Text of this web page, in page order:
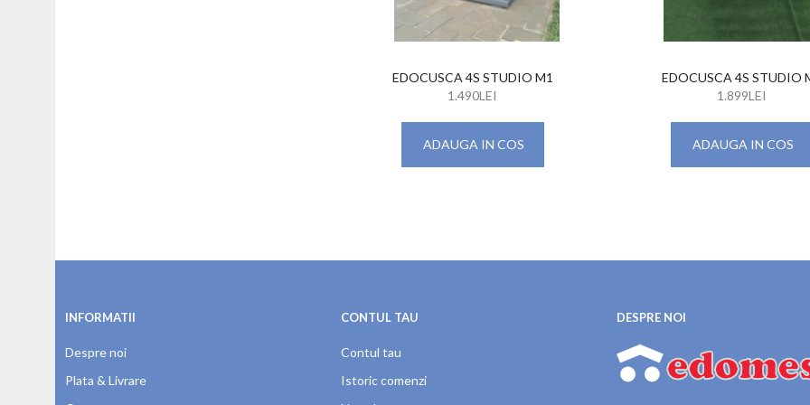
EDOCUSCA 4S STUDIO M1
1.490LEI
ADAUGA IN COS
EDOCUSCA 4S STUDIO
1.899LEI
ADAUGA IN COS
INFORMATII
Despre noi
Plata & Livrare
CONTUL TAU
Contul tau
Istoric comenzi
DESPRE NOI